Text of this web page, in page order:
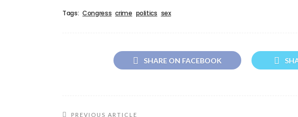
Tags: Congress crime politics sex
SHARE ON FACEBOOK
PREVIOUS ARTICLE